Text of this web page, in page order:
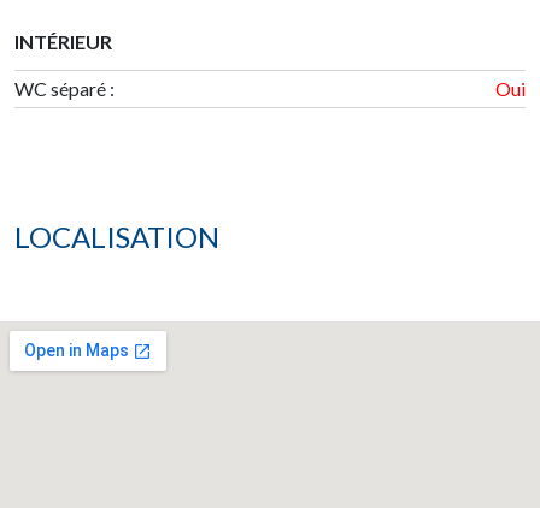
INTÉRIEUR
WC séparé : Oui
LOCALISATION